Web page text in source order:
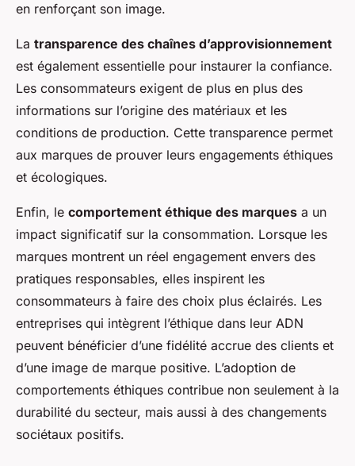
en renforçant son image.
La transparence des chaînes d’approvisionnement
est également essentielle pour instaurer la confiance.
Les consommateurs exigent de plus en plus des
informations sur l’origine des matériaux et les
conditions de production. Cette transparence permet
aux marques de prouver leurs engagements éthiques
et écologiques.
Enfin, le comportement éthique des marques a un
impact significatif sur la consommation. Lorsque les
marques montrent un réel engagement envers des
pratiques responsables, elles inspirent les
consommateurs à faire des choix plus éclairés. Les
entreprises qui intègrent l’éthique dans leur ADN
peuvent bénéficier d’une fidélité accrue des clients et
d’une image de marque positive. L’adoption de
comportements éthiques contribue non seulement à la
durabilité du secteur, mais aussi à des changements
sociétaux positifs.